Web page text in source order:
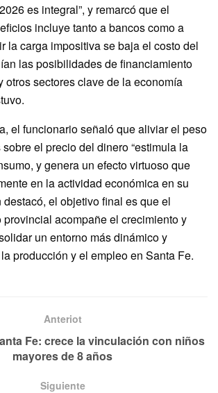
es integral”, y remarcó que el
incluye tanto a bancos como a
la carga impositiva se baja el costo del
las posibilidades de financiamiento
otros sectores clave de la economía
el funcionario señaló que aliviar el peso
el precio del dinero “estimula la
y genera un efecto virtuoso que
en la actividad económica en su
destacó, el objetivo final es que el
provincial acompañe el crecimiento y
un entorno más dinámico y
producción y el empleo en Santa Fe.
Anteriot
Fe: crece la vinculación con niños
mayores de 8 años
Siguiente